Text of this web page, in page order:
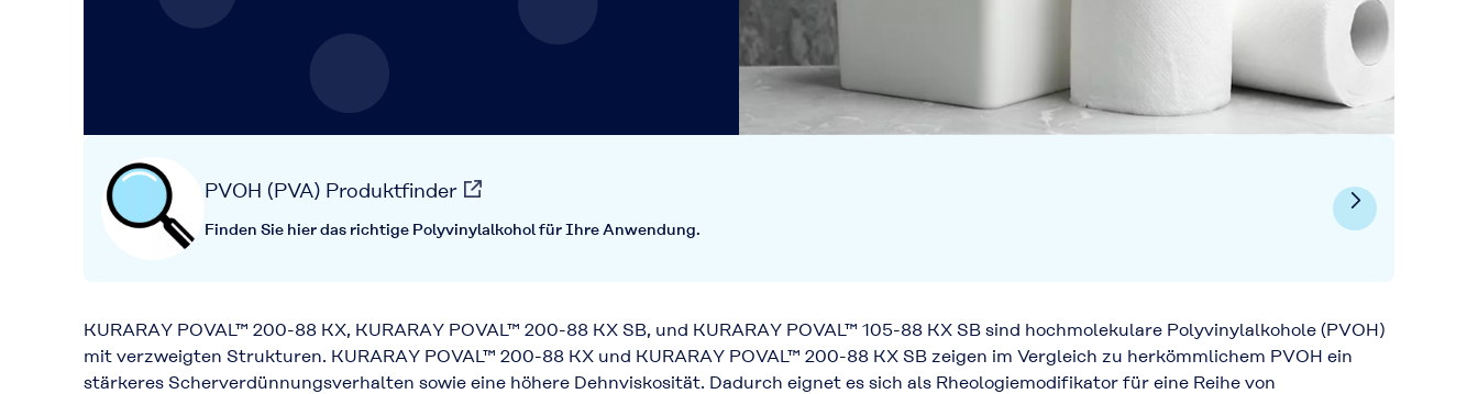
PVOH (PVA) Produktfinder
Finden Sie hier das richtige Polyvinylalkohol für Ihre Anwendung.
KURARAY POVAL™ 200-88 KX, KURARAY POVAL™ 200-88 KX SB, und KURARAY POVAL™ 105-88 KX SB sind hochmolekulare Polyvinylalkohole (PVOH)
mit verzweigten Strukturen. KURARAY POVAL™ 200-88 KX und KURARAY POVAL™ 200-88 KX SB zeigen im Vergleich zu herkömmlichem PVOH ein
stärkeres Scherverdünnungsverhalten sowie eine höhere Dehnviskosität. Dadurch eignet es sich als Rheologiemodifikator für eine Reihe von